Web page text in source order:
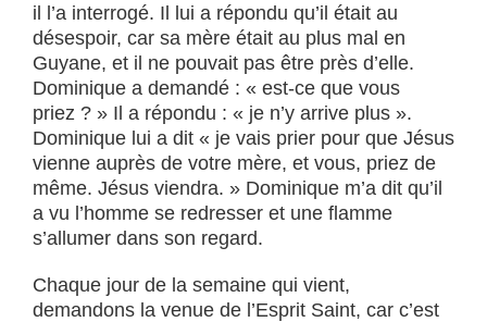
il l’a interrogé. Il lui a répondu qu’il était au
désespoir, car sa mère était au plus mal en
Guyane, et il ne pouvait pas être près d’elle.
Dominique a demandé : « est-ce que vous
priez ? » Il a répondu : « je n’y arrive plus ».
Dominique lui a dit « je vais prier pour que Jésus
vienne auprès de votre mère, et vous, priez de
même. Jésus viendra. » Dominique m’a dit qu’il
a vu l’homme se redresser et une flamme
s’allumer dans son regard.
Chaque jour de la semaine qui vient,
demandons la venue de l’Esprit Saint, car c’est